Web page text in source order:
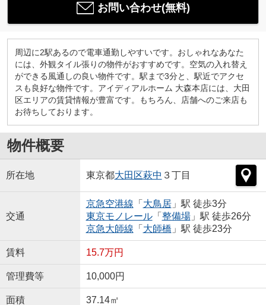
お問い合わせ(無料)
周辺に2駅あるので電車通勤しやすいです。おしゃれなあなた
には、外観タイル張りの物件がおすすめです。空気の入れ替え
ができる風通しの良い物件です。駅まで3分と、駅近でアクセ
スも良好な物件です。アイディアルホーム 大森本店には、大田
区エリアの賃貸情報が豊富です。もちろん、店舗へのご来店も
お待ちしております。
物件概要
所在地 東京都大田区萩中 ３丁目
交通
京急空港線 「 大鳥居」駅 徒歩3分
東京モノレール「 整備場」駅 徒歩26分
京急大師線 「 大師橋 」駅 徒歩23分
賃料 15.7万円
管理費等 10,000円
面積 37.14㎡